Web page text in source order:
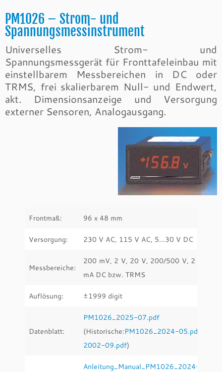
PM1026 – Strom- und
Spannungsmessinstrument
Universelles Strom- und
Spannungsmessgerät für Fronttafeleinbau mit
einstellbarem Messbereichen in DC oder
TRMS, frei skalierbarem Null- und Endwert,
akt. Dimensionsanzeige und Versorgung
externer Sensoren, Analogausgang.
Frontmaß: 96 x 48 mm
Versorgung: 230 V AC, 115 V AC, 5…30 V DC
Messbereiche:
200 mV, 2 V, 20 V, 200/500 V, 2 mA,
mA DC bzw. TRMS
Auflösung: ±1999 digit
Datenblatt:
PM1026_2025-07.pdf
(Historische:PM1026_2024-05.pdf
2002-09.pdf)
Anleitung_Manual_PM1026_2024-05.pdf